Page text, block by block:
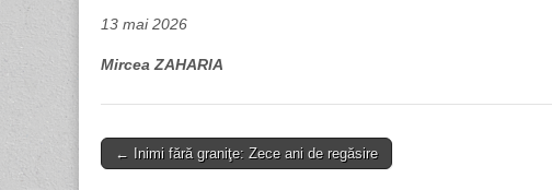
13 mai 2026
Mircea ZAHARIA
Post
← Inimi fără graniţe: Zece ani de regăsire